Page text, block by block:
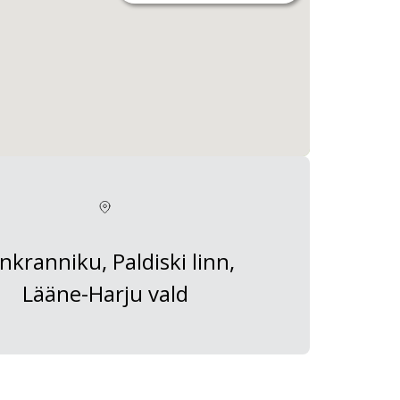
Paldiski linn,
Lääne-Harju vald